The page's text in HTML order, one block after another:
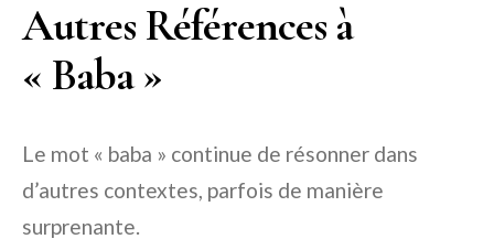
Autres Références à
« Baba »
Le mot « baba » continue de résonner dans
d’autres contextes, parfois de manière
surprenante.